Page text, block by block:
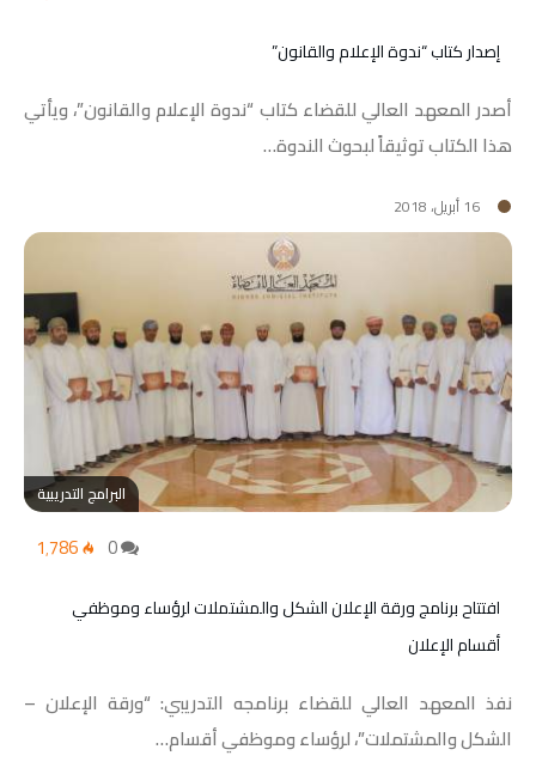
إصدار كتاب “ندوة الإعلام والقانون”
أصدر المعهد العالي للقضاء كتاب “ندوة الإعلام والقانون”، ويأتي
هذا الكتاب توثيقاً لبحوث الندوة…
16 أبريل، 2018
البرامج التدريبية
1٬786
افتتاح برنامج ورقة الإعلان الشكل والمشتملات لرؤساء وموظفي
أقسام الإعلان
نفذ المعهد العالي للقضاء برنامجه التدريبي: “ورقة الإعلان –
الشكل والمشتملات”، لرؤساء وموظفي أقسام…